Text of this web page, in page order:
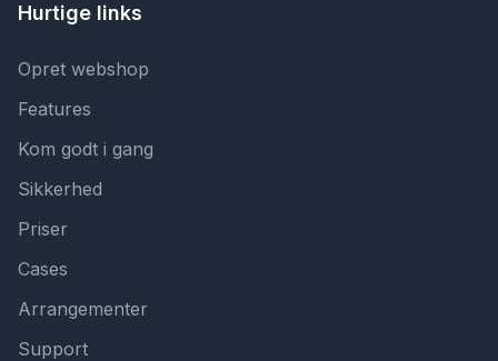
Hurtige links
Opret webshop
Features
Kom godt i gang
Sikkerhed
Priser
Cases
Arrangementer
Support